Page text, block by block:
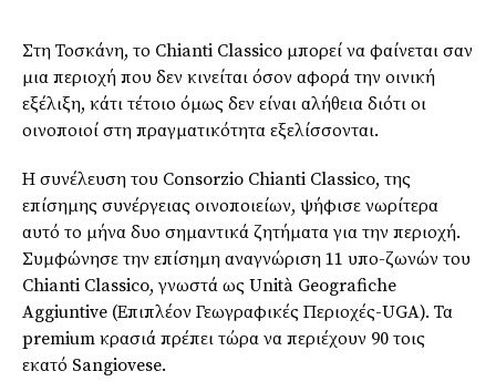
Στη Τοσκάνη, το Chianti Classico μπορεί να φαίνεται σαν
μια περιοχή που δεν κινείται όσον αφορά την οινική
εξέλιξη, κάτι τέτοιο όμως δεν είναι αλήθεια διότι οι
οινοποιοί στη πραγματικότητα εξελίσσονται.
Η συνέλευση του Consorzio Chianti Classico, της
επίσημης συνέργειας οινοποιείων, ψήφισε νωρίτερα
αυτό το μήνα δυο σημαντικά ζητήματα για την περιοχή.
Συμφώνησε την επίσημη αναγνώριση 11 υπο-ζωνών του
Chianti Classico, γνωστά ως Unità Geografiche
Aggiuntive (Επιπλέον Γεωγραφικές Περιοχές-UGA). Τα
premium κρασιά πρέπει τώρα να περιέχουν 90 τοις
εκατό Sangiovese.